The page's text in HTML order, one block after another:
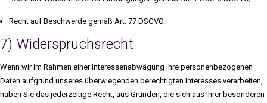
Recht auf Beschwerde gemäß Art. 77 DSGVO.
7) Widerspruchsrecht
Wenn wir im Rahmen einer Interessenabwägung Ihre personenbezogenen
Daten aufgrund unseres überwiegenden berechtigten Interesses verarbeiten,
haben Sie das jederzeitige Recht, aus Gründen, die sich aus Ihrer besonderen